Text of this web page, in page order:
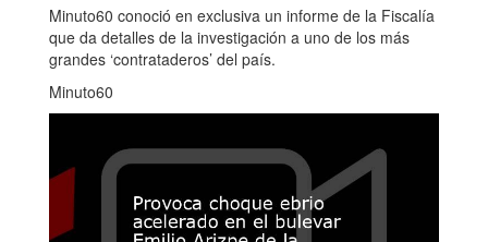
Minuto60 conoció en exclusiva un informe de la Fiscalía
que da detalles de la investigación a uno de los más
grandes ‘contrataderos’ del país.
Minuto60